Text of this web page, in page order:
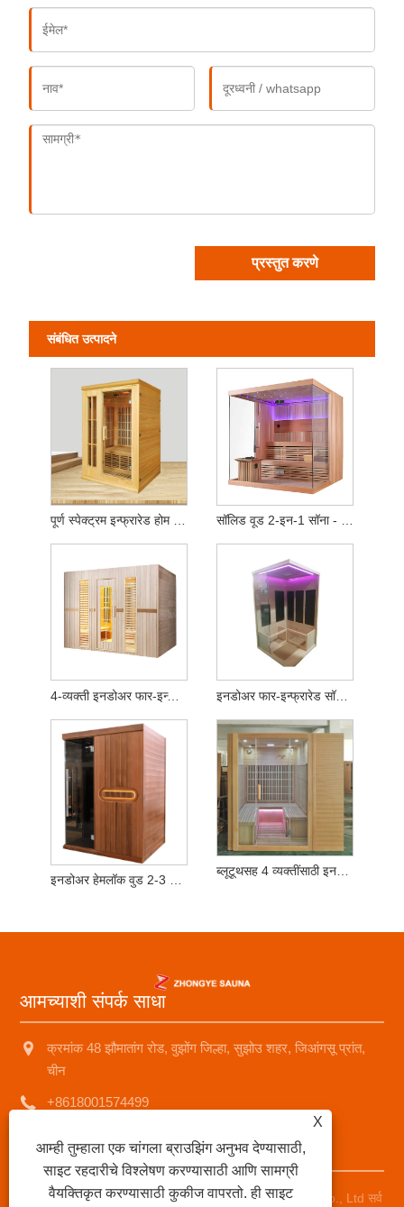
प्रस्तुत करणे
संबंधित उत्पादने
4-व्यक्ती इनडोअर फार-इन्फ्रारेड सॉना - उच्च-गुणवत्तेचे हेमलॉक लाकूड इनडोअर फार-इन्फ्रारेड सॉना 2-3 व्यक्ती हेमलॉक वुड
इनडोअर हेमलॉक वुड 2-3 लोक ड्राय सौनारूम
ब्लूटूथसह 4 व्यक्तींसाठी इनडोअर सौना रूम
आमच्याशी संपर्क साधा
क्रमांक 48 झौमातांग रोड, वुझोंग जिल्हा, सुझोउ शहर, जिआंगसू प्रांत,
चीन
+8618001574499
कॉपीराइट © 2025 Suzhou Zhongye Sauna Equipment Co., Ltd सर्व
X
आम्ही तुम्हाला एक चांगला ब्राउझिंग अनुभव देण्यासाठी,
साइट रहदारीचे विश्लेषण करण्यासाठी आणि सामग्री
वैयक्तिकृत करण्यासाठी कुकीज वापरतो. ही साइट